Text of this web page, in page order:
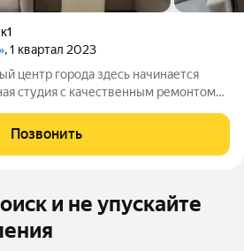
, 1 квартал 2023
здесь начинается
студия с качественным ремонтом
9-этажного монолитно-кирпичного
Позвонить
и не упускайте